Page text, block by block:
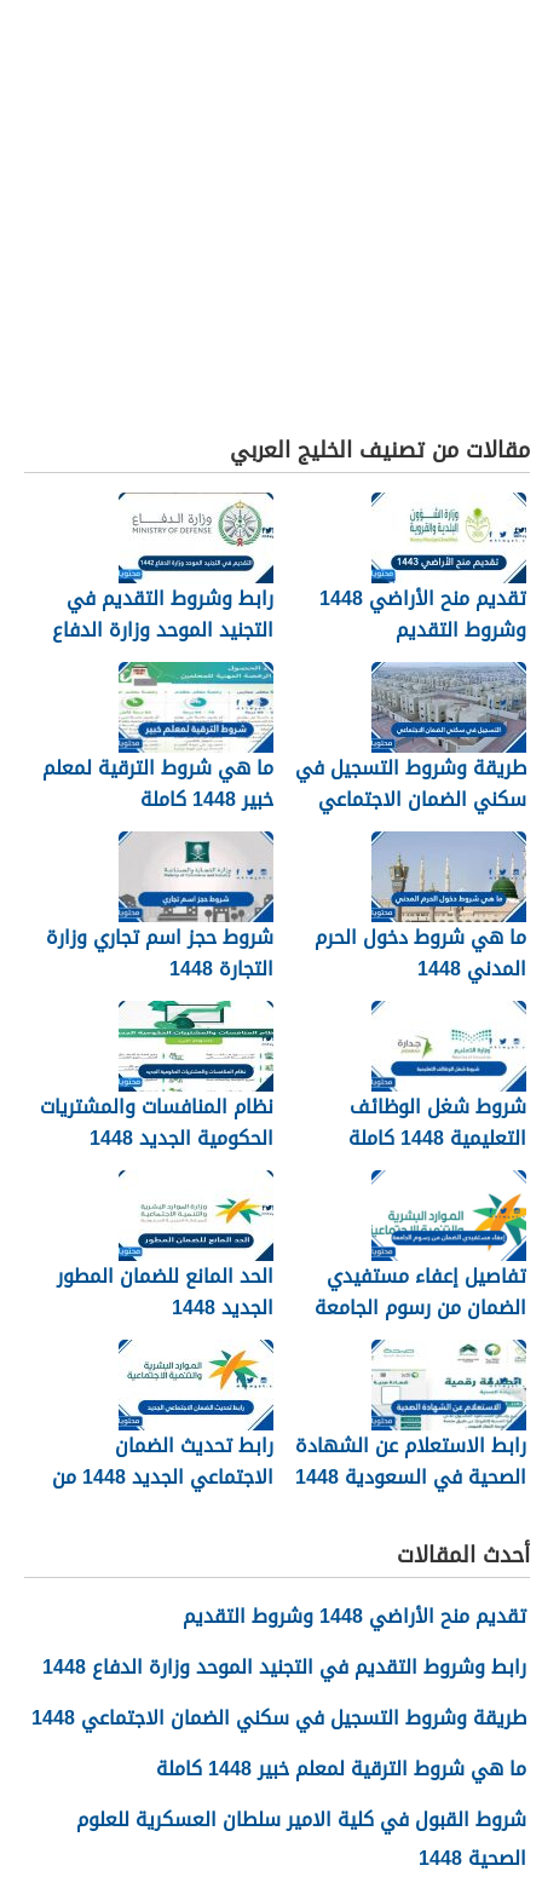
مقالات من تصنيف الخليج العربي
تقديم منح الأراضي 1448
وشروط التقديم
رابط وشروط التقديم في
التجنيد الموحد وزارة الدفاع
1448
طريقة وشروط التسجيل في
سكني الضمان الاجتماعي
1448
ما هي شروط الترقية لمعلم
خبير 1448 كاملة
ما هي شروط دخول الحرم
المدني 1448
شروط حجز اسم تجاري وزارة
التجارة 1448
شروط شغل الوظائف
التعليمية 1448 كاملة
نظام المنافسات والمشتريات
الحكومية الجديد 1448
تفاصيل إعفاء مستفيدي
الضمان من رسوم الجامعة
1448
الحد المانع للضمان المطور
الجديد 1448
رابط الاستعلام عن الشهادة
الصحية في السعودية 1448
رابط تحديث الضمان
الاجتماعي الجديد 1448 من
أحدث المقالات
تقديم منح الأراضي 1448 وشروط التقديم
رابط وشروط التقديم في التجنيد الموحد وزارة الدفاع 1448
طريقة وشروط التسجيل في سكني الضمان الاجتماعي 1448
ما هي شروط الترقية لمعلم خبير 1448 كاملة
شروط القبول في كلية الامير سلطان العسكرية للعلوم
الصحية 1448